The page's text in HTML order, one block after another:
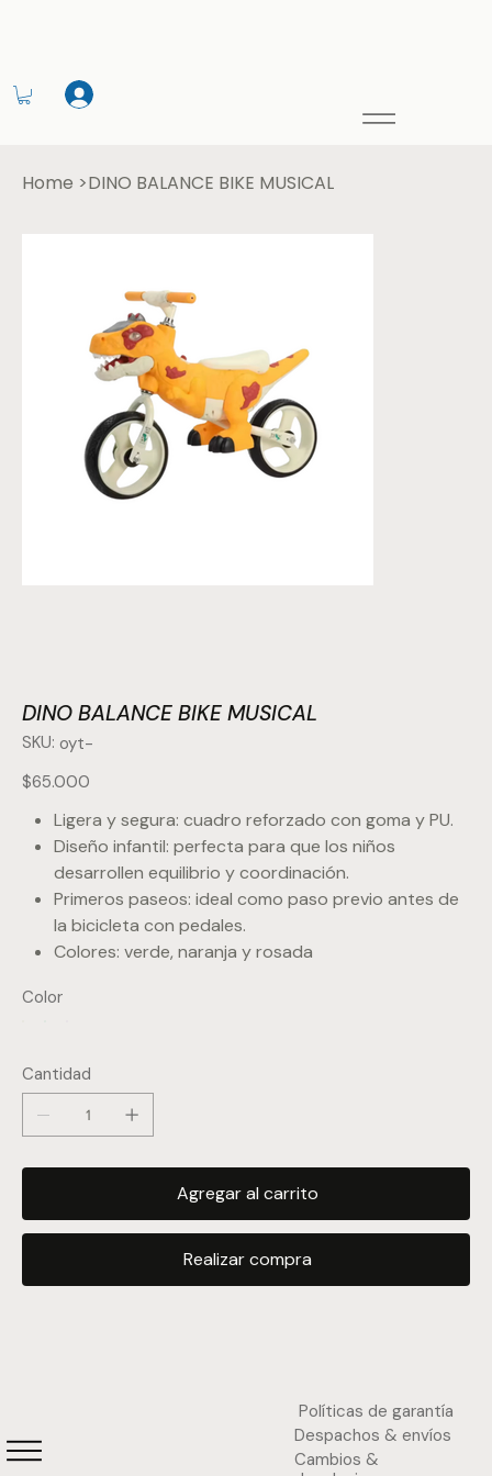
Home >DINO BALANCE BIKE MUSICAL
DINO BALANCE BIKE MUSICAL
SKU:
SKU
oyt-
oyt-
Precio
$65.000
Ligera y segura: cuadro reforzado con goma y PU.
Diseño infantil: perfecta para que los niños
desarrollen equilibrio y coordinación.
Primeros paseos: ideal como paso previo antes de
la bicicleta con pedales.
Colores: verde, naranja y rosada
Color
Cantidad
Agregar al carrito
Realizar compra
Políticas de garantía
Despachos & envíos
Cambios &